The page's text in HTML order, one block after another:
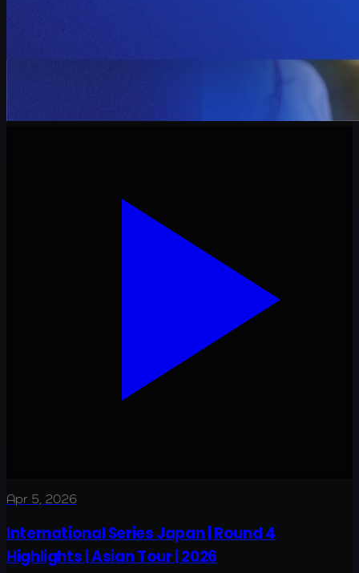
Apr 5, 2026
International Series Japan | Round 4
Highlights | Asian Tour | 2026